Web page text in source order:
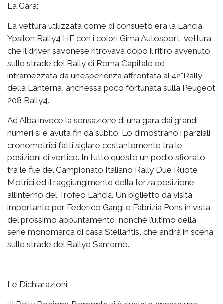
La Gara:
La vettura utilizzata come di consueto era la Lancia
Ypsilon Rally4 HF con i colori Gima Autosport, vettura
che il driver savonese ritrovava dopo il ritiro avvenuto
sulle strade del Rally di Roma Capitale ed
inframezzata da un’esperienza affrontata al 42°Rally
della Lanterna, anch’essa poco fortunata sulla Peugeot
208 Rally4.
Ad Alba invece la sensazione di una gara dai grandi
numeri si è avuta fin da subito. Lo dimostrano i parziali
cronometrici fatti siglare costantemente tra le
posizioni di vertice. In tutto questo un podio sfiorato
tra le file del Campionato Italiano Rally Due Ruote
Motrici ed il raggiungimento della terza posizione
all’interno del Trofeo Lancia. Un biglietto da visita
importante per Federico Gangi e Fabrizia Pons in vista
del prossimo appuntamento, nonché l’ultimo della
serie monomarca di casa Stellantis, che andrà in scena
sulle strade del Rallye Sanremo.
Le Dichiarazioni: